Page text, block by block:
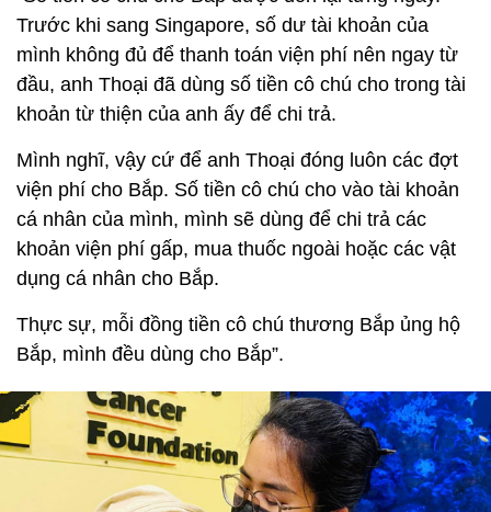
Trước khi sang Singapore, số dư tài khoản của
mình không đủ để thanh toán viện phí nên ngay từ
đầu, anh Thoại đã dùng số tiền cô chú cho trong tài
khoản từ thiện của anh ấy để chi trả.
Mình nghĩ, vậy cứ để anh Thoại đóng luôn các đợt
viện phí cho Bắp. Số tiền cô chú cho vào tài khoản
cá nhân của mình, mình sẽ dùng để chi trả các
khoản viện phí gấp, mua thuốc ngoài hoặc các vật
dụng cá nhân cho Bắp.
Thực sự, mỗi đồng tiền cô chú thương Bắp ủng hộ
Bắp, mình đều dùng cho Bắp”.